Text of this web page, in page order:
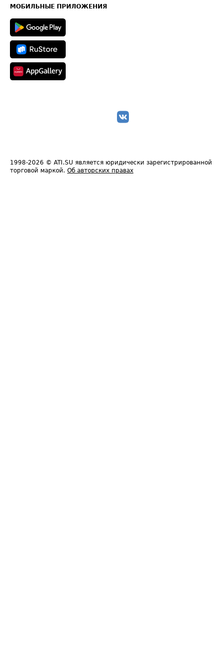
Техническая информация
МОБИЛЬНЫЕ ПРИЛОЖЕНИЯ
1998-2026 © ATI.SU является юридически зарегистрированной
торговой маркой. Об авторских правах